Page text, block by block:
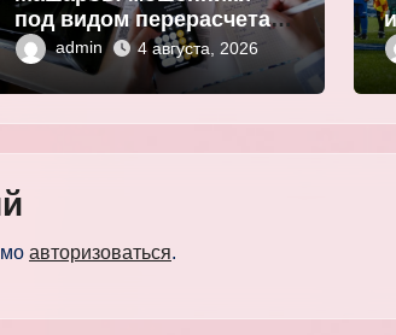
под видом перерасчета
платы за ЖКУ
выманивают
персональные данные
admin 4 августа, 2026
авторизоваться.